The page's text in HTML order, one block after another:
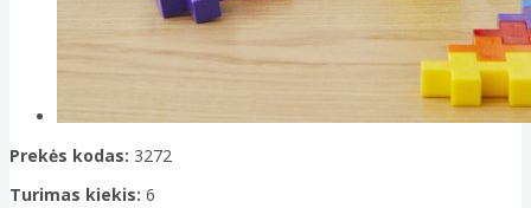
Prekės kodas: 3272
Turimas kiekis: 6